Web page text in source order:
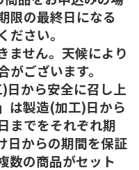
限の最終日になる
ださい。
ません。天候により
ございます。
から安全に召し上
は製造(加工)日から
までをそれぞれ期
日からの期間を保証
数の商品がセット